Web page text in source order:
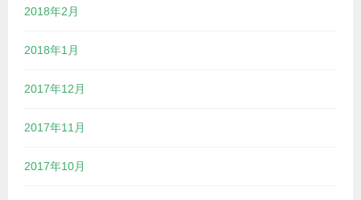
2018年2月
2018年1月
2017年12月
2017年11月
2017年10月